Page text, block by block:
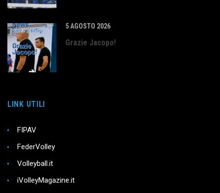
5 AGOSTO 2026
Grazie Jacopo!
LINK UTILI
FIPAV
FederVolley
Volleyball.it
iVolleyMagazine.it